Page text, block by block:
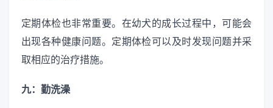
定期体检也非常重要。在幼犬的成长过程中，可能会
出现各种健康问题。定期体检可以及时发现问题并采
取相应的治疗措施。
九：勤洗澡